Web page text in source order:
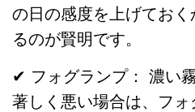
の日の感度を上げてお
るのが賢明です。
✔ フォグランプ： 濃い
著しく悪い場合は、フ